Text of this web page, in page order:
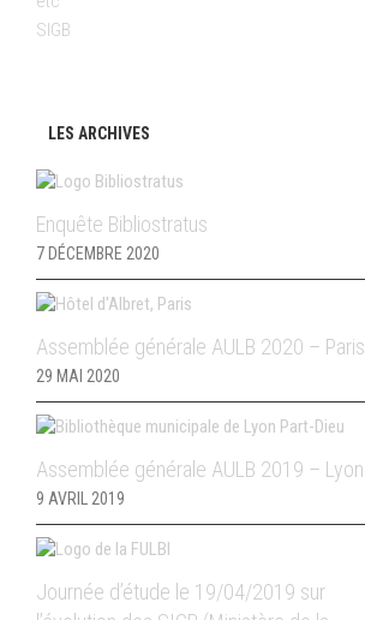
SIGB
LES ARCHIVES
Enquête Bibliostratus
7 DÉCEMBRE 2020
Assemblée générale AULB 2020 – Paris
29 MAI 2020
Assemblée générale AULB 2019 – Lyon
9 AVRIL 2019
Journée d’étude le 19/04/2019 sur